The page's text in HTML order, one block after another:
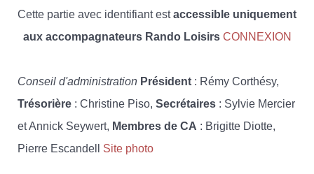
Cette partie avec identifiant estaccessible uniquement
aux accompagnateurs Rando Loisirs CONNEXION
Conseil d'administration Président : Rémy Corthésy,
Trésorière : Christine Piso, Secrétaires : Sylvie Mercier
et Annick Seywert, Membres de CA : Brigitte Diotte,
Pierre Escandell Site photo